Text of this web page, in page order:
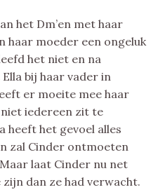
het Dm’en met haar
haar moeder een ongeluk
het niet en na
bij haar vader in
er moeite mee haar
iedereen zit te
heeft het gevoel alles
zal Cinder ontmoeten
laat Cinder nu net
dan ze had verwacht.